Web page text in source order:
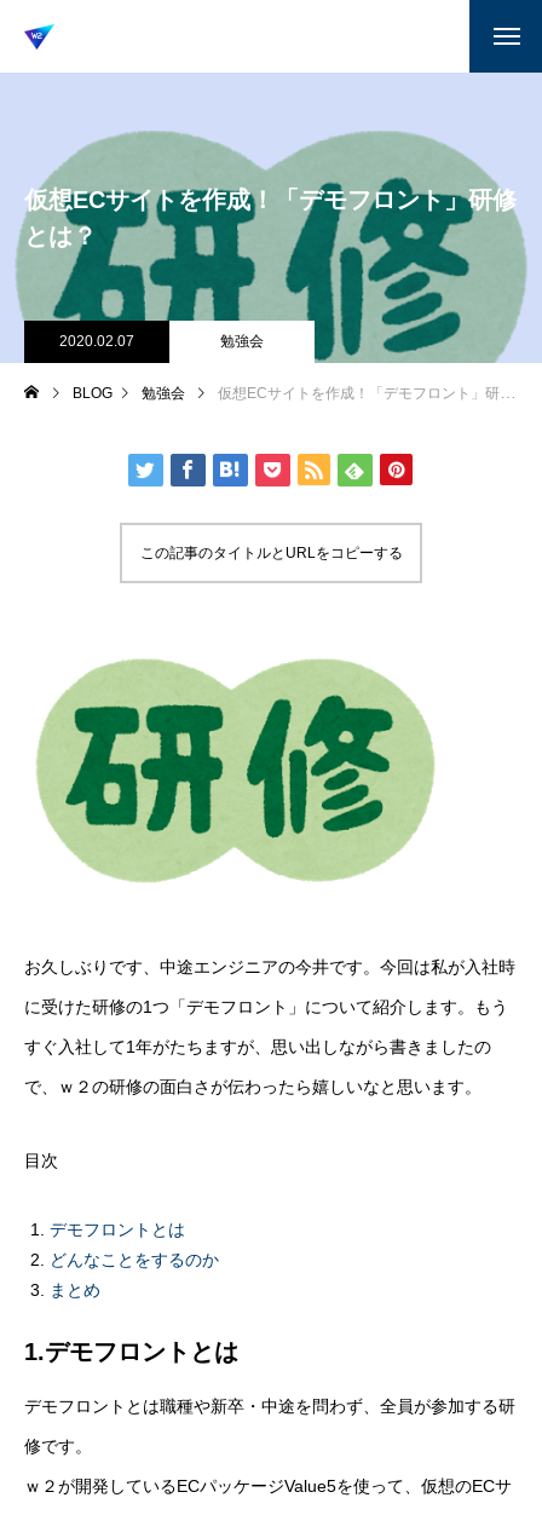
仮想ECサイトを作成！「デモフロント」研修
とは？
2020.02.07 勉強会
BLOG 勉強会 仮想ECサイトを作成！「デモフロント」研修とは？
この記事のタイトルとURLをコピーする
お久しぶりです、中途エンジニアの今井です。今回は私が入社時
に受けた研修の1つ「デモフロント」について紹介します。もう
すぐ入社して1年がたちますが、思い出しながら書きましたの
で、ｗ２の研修の面白さが伝わったら嬉しいなと思います。
目次
デモフロントとは
どんなことをするのか
まとめ
1.デモフロントとは
デモフロントとは職種や新卒・中途を問わず、全員が参加する研
修です。
ｗ２が開発しているECパッケージValue5を使って、仮想のECサ